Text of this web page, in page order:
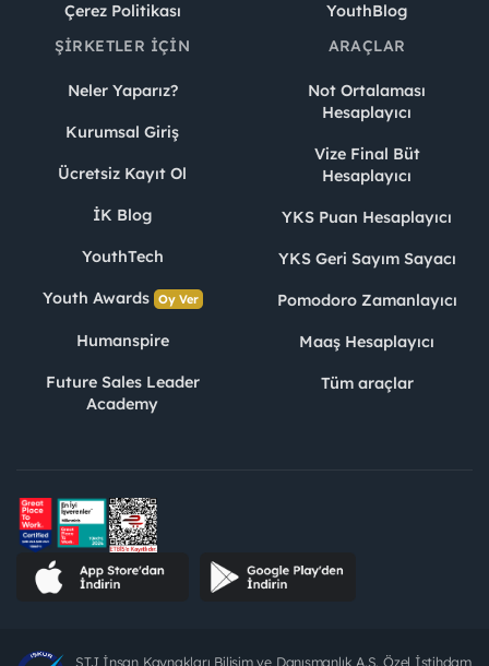
Çerez Politikası
YouthBlog
ŞIRKETLER İÇIN
Neler Yaparız?
Kurumsal Giriş
Ücretsiz Kayıt Ol
İK Blog
YouthTech
Youth Awards Oy Ver
Humanspire
Future Sales Leader
Academy
ARAÇLAR
Not Ortalaması
Hesaplayıcı
Vize Final Büt
Hesaplayıcı
YKS Puan Hesaplayıcı
YKS Geri Sayım Sayacı
Pomodoro Zamanlayıcı
Maaş Hesaplayıcı
Tüm araçlar
STJ İnsan Kaynakları Bilişim ve Danışmanlık A.Ş. Özel İstihdam